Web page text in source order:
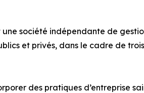
société indépendante de
et privés, dans le cadre de
des pratiques d’entreprise